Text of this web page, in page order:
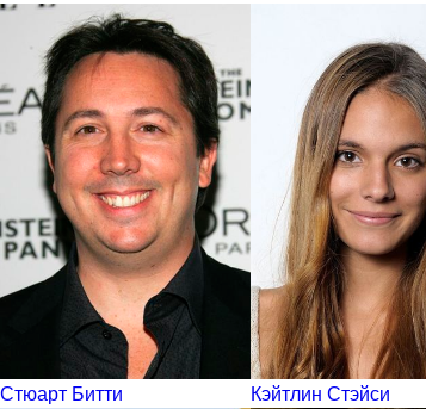
Стюарт Битти Кэйтлин Стэйси